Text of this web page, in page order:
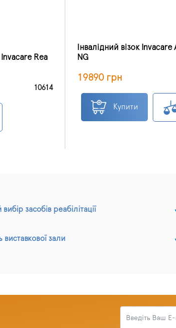
Rea
10614
Інвалідний візок
NG
19890 грн
Купити
засобів реабілітації
виставкової зали